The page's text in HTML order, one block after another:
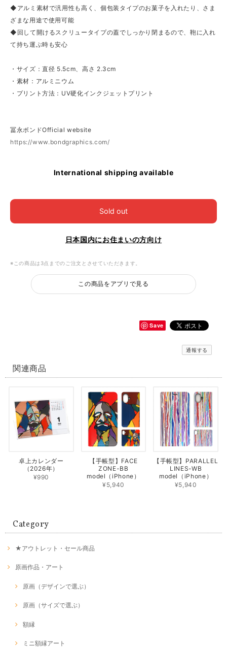
◆アルミ素材で汎用性も高く、個包装タイプのお菓子を入れたり、さま
ざまな用途で使用可能
◆回して開けるスクリュータイプの蓋でしっかり閉まるので、鞄に入れ
て持ち運ぶ時も安心
・サイズ：直径 5.5cm、高さ 2.3cm
・素材：アルミニウム
・プリント方法：UV硬化インクジェットプリント
冨永ボンドOfficial website
https://www.bondgraphics.com/
International shipping available
Sold out
日本国内にお住まいの方向け
※この商品は3点までのご注文とさせていただきます。
この商品をアプリで見る
Save
通報する
関連商品
卓上カレンダー
（2026年）
¥990
【手帳型】FACE
ZONE-BB
model（iPhone）
¥5,940
【手帳型】PARALLEL
LINES-WB
model（iPhone）
¥5,940
Category
★アウトレット・セール商品
原画作品・アート
原画（デザインで選ぶ）
原画（サイズで選ぶ）
額縁
ミニ額縁アート